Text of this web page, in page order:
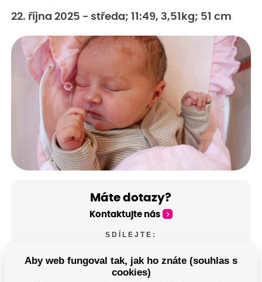
22. října 2025 - středa; 11:49, 3,51kg; 51 cm
Máte dotazy?
Kontaktujte nás
SDÍLEJTE:
Aby web fungoval tak, jak ho znáte (souhlas s
cookies)